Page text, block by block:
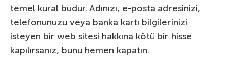
temel kural budur. Adınızı, e-posta adresinizi,
telefonunuzu veya banka kartı bilgilerinizi
isteyen bir web sitesi hakkına kötü bir hisse
kapılırsanız, bunu hemen kapatın.